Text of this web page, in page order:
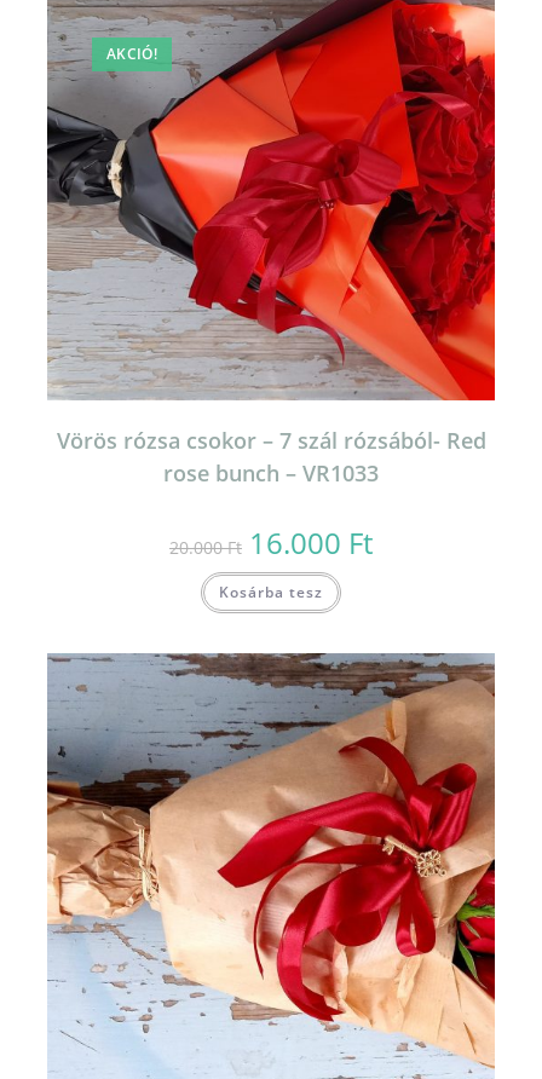
AKCIÓ!
Vörös rózsa csokor – 7 szál rózsából- Red
rose bunch – VR1033
20.000Ft
Original
price
was:
20.000 Ft.
16.000 FtCurrent
price
Kosárba tesz